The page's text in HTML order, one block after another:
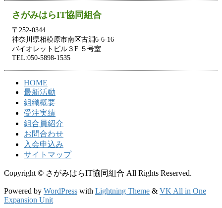
さがみはらIT協同組合
〒252-0344
神奈川県相模原市南区古淵6-6-16
バイオレットビル３F ５号室
TEL:050-5898-1535
HOME
最新活動
組織概要
受注実績
組合員紹介
お問合わせ
入会申込み
サイトマップ
Copyright © さがみはらIT協同組合 All Rights Reserved.
Powered by WordPress with Lightning Theme & VK All in One
Expansion Unit